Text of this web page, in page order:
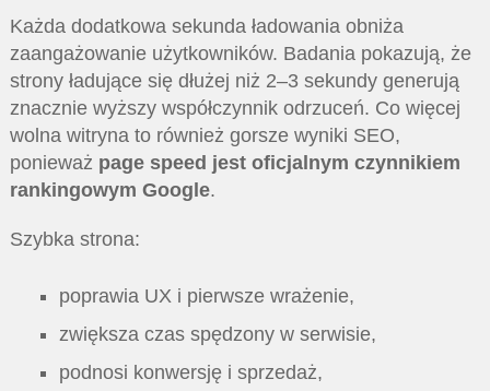
Każda dodatkowa sekunda ładowania obniża
zaangażowanie użytkowników. Badania pokazują, że
strony ładujące się dłużej niż 2–3 sekundy generują
znacznie wyższy współczynnik odrzuceń. Co więcej
wolna witryna to również gorsze wyniki SEO,
ponieważ page speed jest oficjalnym czynnikiem
rankingowym Google.
Szybka strona:
poprawia UX i pierwsze wrażenie,
zwiększa czas spędzony w serwisie,
podnosi konwersję i sprzedaż,